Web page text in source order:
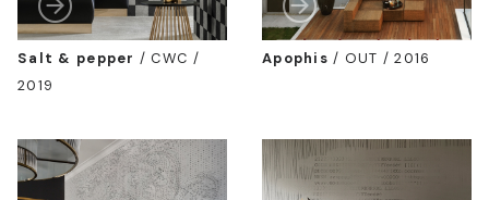
Salt & pepper /CWC /
2019
Apophis / OUT / 2016